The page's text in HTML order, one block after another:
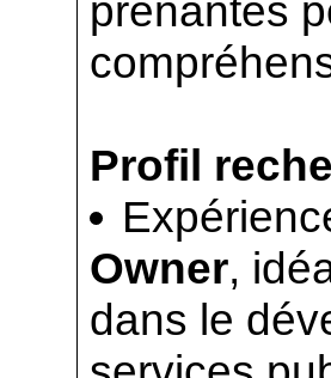
prenantes
Profil
Owner,
dans le